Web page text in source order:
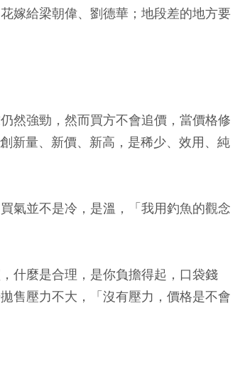
嫁給梁朝偉、劉德華；地段差的地方要
然強勁，然而買方不會追價，當價格修
新量、新價、新高，是稀少、效用、純
氣並不是冷，是溫，「我用釣魚的觀念
什麼是合理，是你負擔得起，口袋錢
售壓力不大，「沒有壓力，價格是不會